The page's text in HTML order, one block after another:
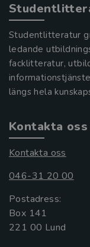
Studentlitteratur
ledande
facklitteratur,
längs hela
Kontakta oss
Kontakta oss
046-31 20 00
Postadress:
Box 141
221 00 Lund